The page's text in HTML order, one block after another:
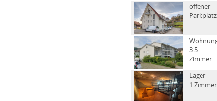
offener
Parkplatz
3.5
Zimmer
Lager
1 Zimmer